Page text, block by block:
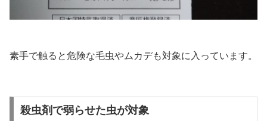
素手で触ると危険な毛虫やムカデも対象に入っています。
殺虫剤で弱らせた虫が対象